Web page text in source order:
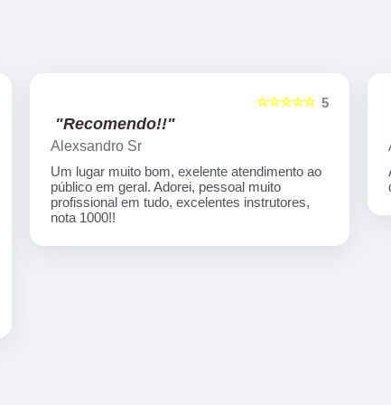
5
☆☆☆☆☆
"Recomendo!!"
Artecom informatica
Atendimento especial, professores
qualificados, serviços de qualidade.